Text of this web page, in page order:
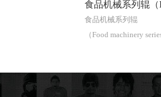
食品机械系列辊（Food machin…
（Food machinery series roller）